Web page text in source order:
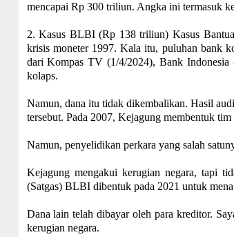
mencapai Rp 300 triliun. Angka ini termasuk
2. Kasus BLBI (Rp 138 triliun) Kasus
krisis moneter 1997. Kala itu, puluhan bank
dari Kompas TV (1/4/2024), Bank
kolaps.
Namun, dana itu tidak dikembalikan. Hasil
tersebut. Pada 2007, Kejagung membentuk
Namun, penyelidikan perkara yang salah
Kejagung mengakui kerugian negara, tapi
(Satgas) BLBI dibentuk pada 2021 untuk
Dana lain telah dibayar oleh para kreditor.
kerugian negara.